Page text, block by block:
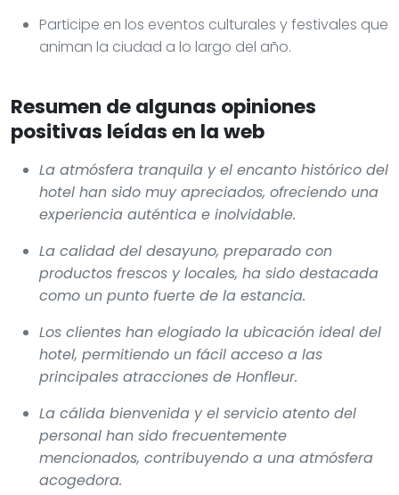
Participe en los eventos culturales y festivales que
animan la ciudad a lo largo del año.
Resumen de algunas opiniones
positivas leídas en la web
La atmósfera tranquila y el encanto histórico del
hotel han sido muy apreciados, ofreciendo una
experiencia auténtica e inolvidable.
La calidad del desayuno, preparado con
productos frescos y locales, ha sido destacada
como un punto fuerte de la estancia.
Los clientes han elogiado la ubicación ideal del
hotel, permitiendo un fácil acceso a las
principales atracciones de Honfleur.
La cálida bienvenida y el servicio atento del
personal han sido frecuentemente
mencionados, contribuyendo a una atmósfera
acogedora.